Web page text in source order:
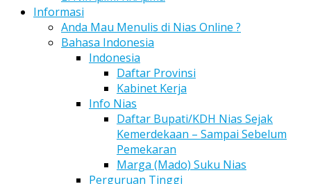
Informasi
Anda Mau Menulis di Nias Online ?
Bahasa Indonesia
Indonesia
Daftar Provinsi
Kabinet Kerja
Info Nias
Daftar Bupati/KDH Nias Sejak
Kemerdekaan – Sampai Sebelum
Pemekaran
Marga (Mado) Suku Nias
Perguruan Tinggi